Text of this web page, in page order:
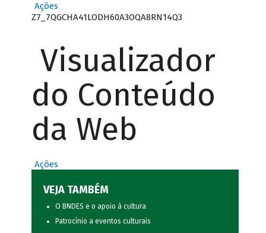
Ações
Z7_7QGCHA41LODH60A3OQA8RN14Q3
Visualizador
do Conteúdo
da Web
Ações
VEJA TAMBÉM
O BNDES e o apoio à cultura
Patrocínio a eventos culturais